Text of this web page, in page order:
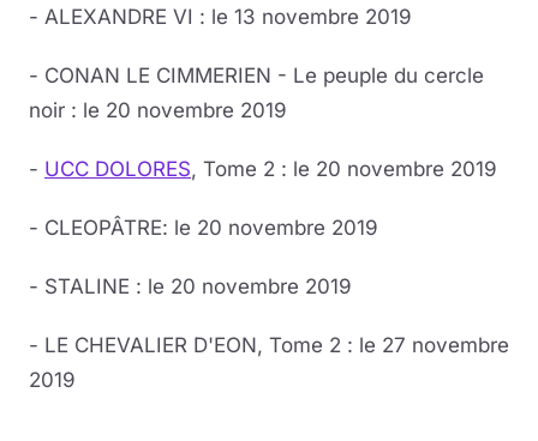
- ALEXANDRE VI : le 13 novembre 2019
- CONAN LE CIMMERIEN - Le peuple du cercle
noir : le 20 novembre 2019
- UCC DOLORES, Tome 2 : le 20 novembre 2019
- CLEOPÂTRE: le 20 novembre 2019
- STALINE : le 20 novembre 2019
- LE CHEVALIER D'EON, Tome 2 : le 27 novembre
2019